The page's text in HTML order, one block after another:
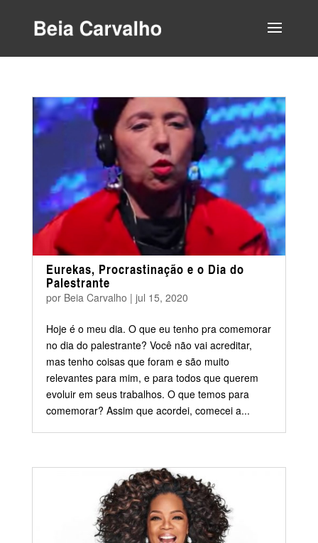
Eurekas, Procrastinação e o Dia do
Palestrante
por Beia Carvalho | jul 15, 2020
Hoje é o meu dia. O que eu tenho pra comemorar
no dia do palestrante? Você não vai acreditar,
mas tenho coisas que foram e são muito
relevantes para mim, e para todos que querem
evoluir em seus trabalhos. O que temos para
comemorar? Assim que acordei, comecei a...